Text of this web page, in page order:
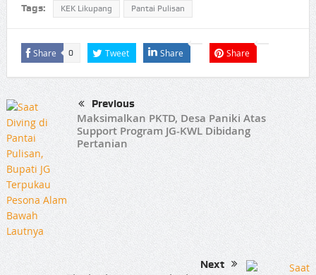
Tags: KEK Likupang Pantai Pulisan
Share 0 Tweet Share Share
Previous
Maksimalkan PKTD, Desa Paniki Atas
Support Program JG-KWL Dibidang
Pertanian
Next